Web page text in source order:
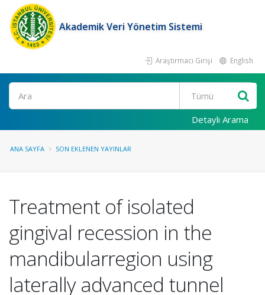
Akademik Veri Yönetim Sistemi
Araştırmacı Girişi English
Ara
Detaylı Arama
ANA SAYFA SON EKLENEN YAYINLAR
Treatment of isolated
gingival recession in the
mandibularregion using
laterally advanced tunnel